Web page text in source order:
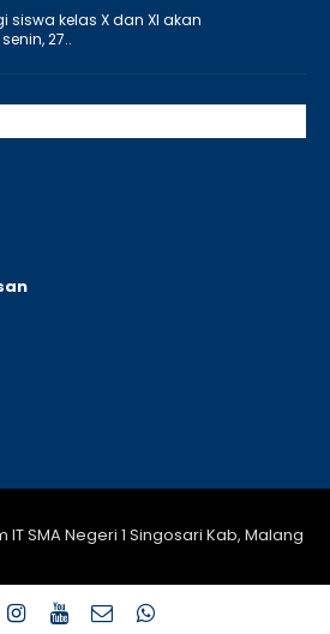
siswa kelas X dan XI akan
27..
SMA Negeri 1 Singosari Kab, Malang